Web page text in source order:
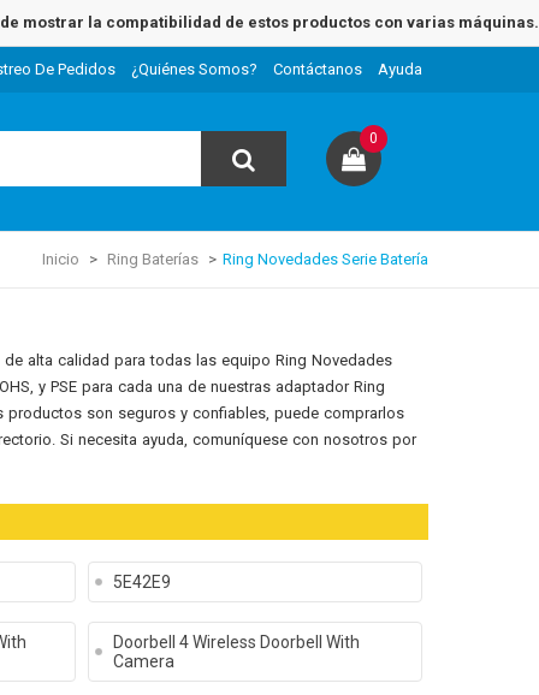
mostrar la compatibilidad de estos productos con varias máquinas.
De Pedidos ¿Quiénes Somos? Contáctanos Ayuda
0
Inicio Ring Baterías Ring Novedades Serie Batería
alta calidad para todas las equipo Ring Novedades
y PSE para cada una de nuestras adaptador Ring
productos son seguros y confiables, puede comprarlos
Si necesita ayuda, comuníquese con nosotros por
5E42E9
Doorbell 4 Wireless Doorbell With
Camera